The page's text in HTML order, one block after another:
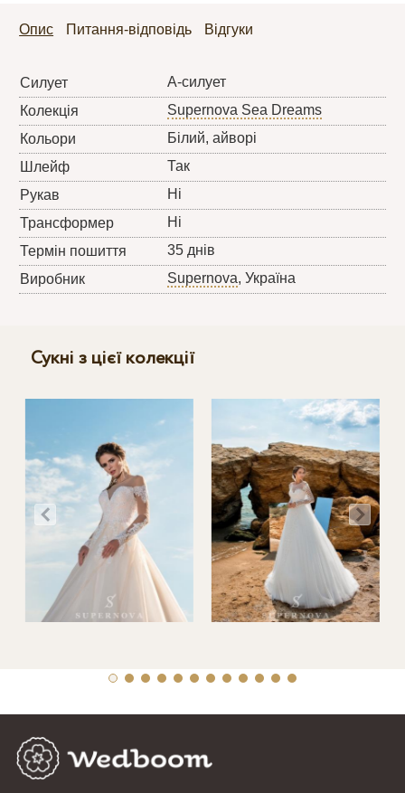
Опис Питання-відповідь Відгуки
Силует
А-силует
Колекція
Supernova Sea Dreams
Кольори
Білий, айворі
Шлейф
Так
Рукав
Ні
Трансформер
Ні
Термін пошиття
35 днів
Виробник
Supernova, Україна
Сукні з цієї колекції